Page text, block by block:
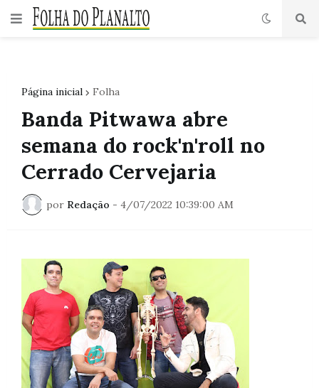
Página inicial Folha
Banda Pitwawa abre
semana do rock'n'roll no
Cerrado Cervejaria
por Redação - 4/07/2022 10:39:00 AM